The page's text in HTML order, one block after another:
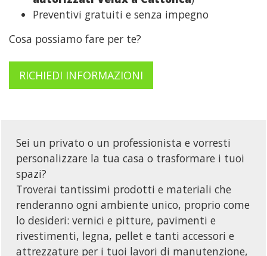
Preventivi gratuiti e senza impegno
Cosa possiamo fare per te?
RICHIEDI INFORMAZIONI
Sei un privato o un professionista e vorresti
personalizzare la tua casa o trasformare i tuoi
spazi?
Troverai tantissimi prodotti e materiali che
renderanno ogni ambiente unico, proprio come
lo desideri: vernici e pitture, pavimenti e
rivestimenti, legna, pellet e tanti accessori e
attrezzature per i tuoi lavori di manutenzione,